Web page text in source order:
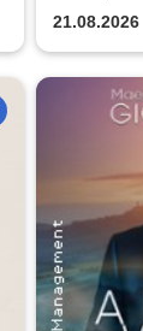
21.08.2026